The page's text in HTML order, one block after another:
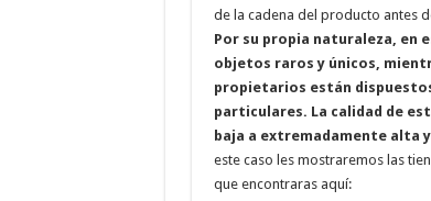
de la cadena del producto antes
Por su propia naturaleza, en
objetos raros y únicos,
propietarios están
particulares. La calidad de
baja a extremadamente alta
este caso les mostraremos las
que encontraras aquí: